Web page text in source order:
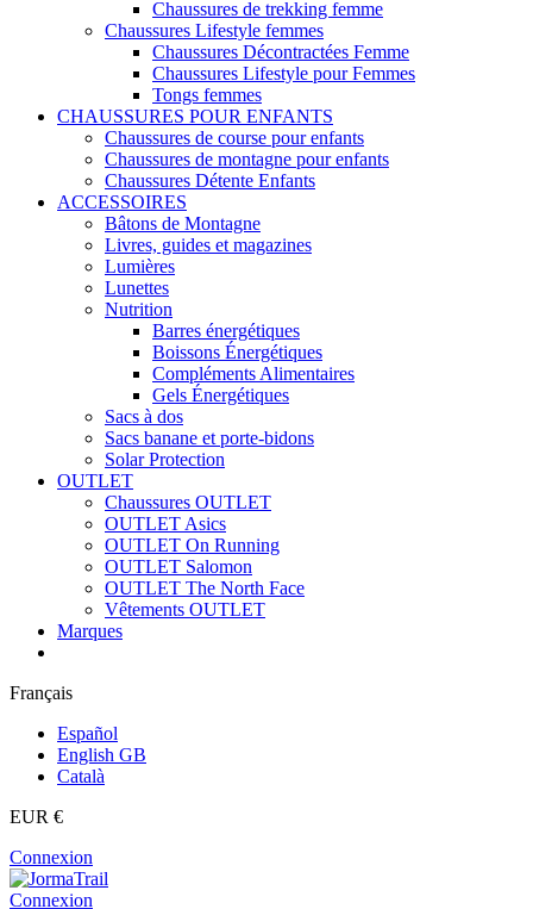
Chaussures de trekking femme
Chaussures Lifestyle femmes
Chaussures Décontractées Femme
Chaussures Lifestyle pour Femmes
Tongs femmes
CHAUSSURES POUR ENFANTS
Chaussures de course pour enfants
Chaussures de montagne pour enfants
Chaussures Détente Enfants
ACCESSOIRES
Bâtons de Montagne
Livres, guides et magazines
Lumières
Lunettes
Nutrition
Barres énergétiques
Boissons Énergétiques
Compléments Alimentaires
Gels Énergétiques
Sacs à dos
Sacs banane et porte-bidons
Solar Protection
OUTLET
Chaussures OUTLET
OUTLET Asics
OUTLET On Running
OUTLET Salomon
OUTLET The North Face
Vêtements OUTLET
Marques
Français
Español
English GB
Català
EUR €
Connexion
Connexion